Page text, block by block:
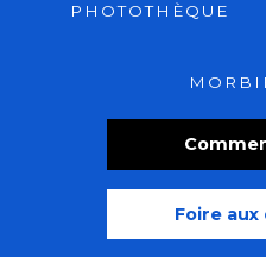
Foire
PHOTOTHÈQUE